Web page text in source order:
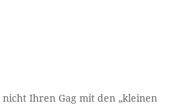
Ihren Gag mit den „kleinen